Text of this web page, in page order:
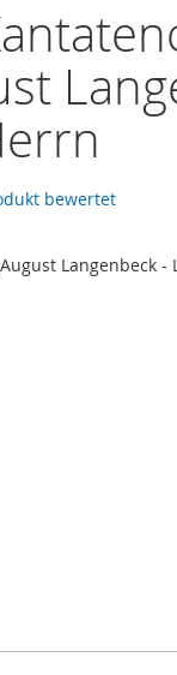
bewertet
Langenbeck -